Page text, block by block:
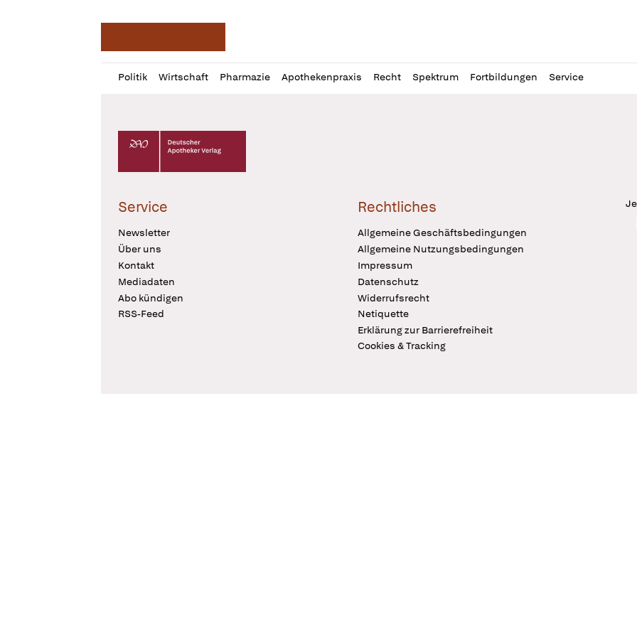
Politik Wirtschaft Pharmazie Apothekenpraxis Recht Spektrum Fortbildungen Service
Profil
öffnen
Daz
Pur
Deutscher Apotheker Verlag Logo
Service
Newsletter
Über uns
Kontakt
Mediadaten
Abo kündigen
RSS-Feed
Rechtliches
Allgemeine Geschäftsbedingungen
Allgemeine Nutzungsbedingungen
Impressum
Datenschutz
Widerrufsrecht
Netiquette
Erklärung zur Barrierefreiheit
Cookies & Tracking